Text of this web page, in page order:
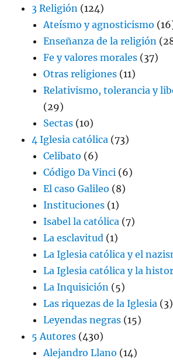
3 Religión (124)
Ateísmo y agnosticismo
Enseñanza de la religión
Fe y valores morales (37)
Otras religiones (11)
Relativismo, tolerancia y
(29)
Sectas (10)
4 Iglesia católica (73)
Celibato (6)
Código Da Vinci (6)
El caso Galileo (8)
Instituciones (1)
Isabel la católica (7)
La esclavitud (1)
La Iglesia católica y el
La Iglesia católica y la
La Inquisición (5)
Las riquezas de la Iglesia (3)
Leyendas negras (15)
5 Autores (430)
Alejandro Llano (14)